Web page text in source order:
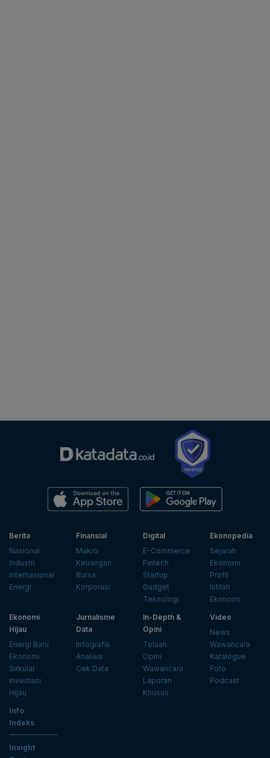
Berita
Nasional
Industri
Internasional
Energi
Finansial
Makro
Keuangan
Bursa
Korporasi
Digital
E-Commerce
Fintech
Startup
Gadget
Teknologi
Ekonopedia
Sejarah
Ekonomi
Profil
Istilah
Ekonomi
Ekonomi
Hijau
Energi Baru
Ekonomi
Sirkular
Investasi
Hijau
Jurnalisme
Data
Infografik
Analisis
Cek Data
In-Depth &
Opini
Telaah
Opini
Wawancara
Laporan
Khusus
Video
News
Wawancara
Katalogue
Foto
Podcast
Info
Indeks
Insight